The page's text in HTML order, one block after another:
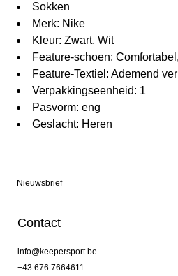
Sokken
Merk: Nike
Kleur: Zwart, Wit
Feature-schoen:
Feature-Textiel: Ademend
Verpakkingseenheid: 1
Pasvorm: eng
Geslacht: Heren
Nieuwsbrief
Contact
info@keepersport.be
+43 676 7664611